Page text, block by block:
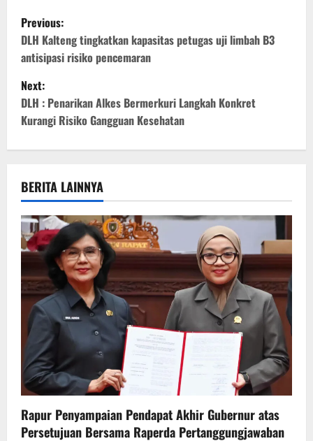
P
o
s
t
n
v
i
g
a
i
o
n
Previous:
DLH Kalteng tingkatkan kapasitas petugas uji limbah B3
antisipasi risiko pencemaran
Next:
DLH : Penarikan Alkes Bermerkuri Langkah Konkret
Kurangi Risiko Gangguan Kesehatan
BERITA LAINNYA
Rapur Penyampaian Pendapat Akhir Gubernur atas
Persetujuan Bersama Raperda Pertanggungjawaban